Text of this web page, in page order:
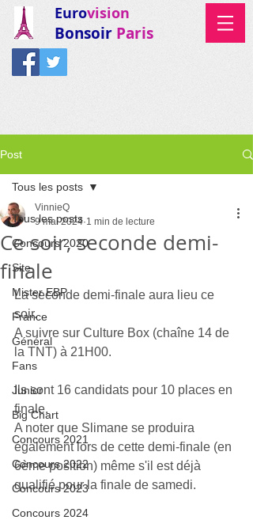
Eurovision
Bonsoir Paris
Post
Tous les posts
Concours 2020
Site
Mister EBP
France
Général
Fans
Junior
Big Chart
Concours 2021
Concours 2022
Concours 2023
Concours 2024
Tous les posts
Ce soir, seconde demi-
finale
VinnieQ
9 mai 2024 1 min de lecture
La seconde demi-finale aura lieu ce
soir.
A suivre sur Culture Box (chaîne 14 de
la TNT) à 21H00.
Ils sont 16 candidats pour 10 places en
finale.
A noter que Slimane se produira
également lors de cette demi-finale (en
6ème position) même s'il est déjà
qualifié pour la finale de samedi.